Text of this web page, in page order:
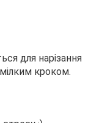
для нарізання
мілким кроком.